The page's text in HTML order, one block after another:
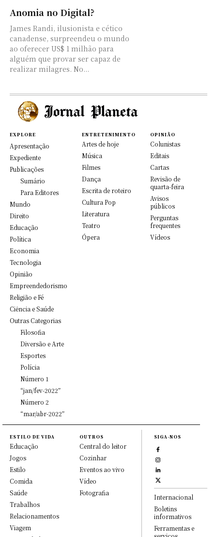
Anomia no Digital?
James Randi, ilusionista e cético
canadense, surpreendeu o mundo
ao oferecer US$ 1 milhão para
alguém que provar ser capaz de
realizar milagres. No...
EXPLORE
Apresentação
Expediente
Publicações
Sumário
Para Editores
Mundo
Direito
Educação
Política
Economia
Tecnologia
Opinião
Empreendedorismo
Religião e Fé
Ciência e Saúde
Outras Categorias
Filosofia
Diversão e Arte
Esportes
Polícia
Número 1
“jan/fev-2022”
Número 2
“mar/abr-2022”
ENTRETENIMENTO
Artes de hoje
Música
Filmes
Dança
Escrita de roteiro
Cultura Pop
Literatura
Teatro
Ópera
OPINIÃO
Colunistas
Editais
Cartas
Revisão de
quarta-feira
Avisos
públicos
Perguntas
frequentes
Vídeos
ESTILO DE VIDA
Educação
Jogos
Estilo
Comida
Saúde
Trabalhos
Relacionamentos
Viagem
OUTROS
Central do leitor
Cozinhar
Eventos ao vivo
Vídeo
Fotografia
SIGA-NOS
Internacional
Boletins
informativos
Ferramentas e